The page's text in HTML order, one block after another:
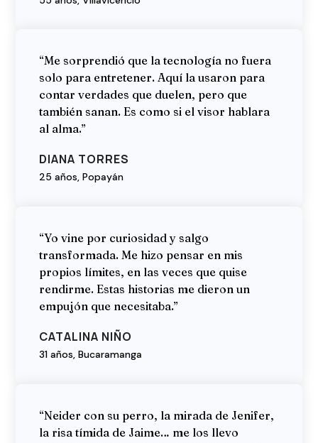
“Me sorprendió que la tecnología no fuera
solo para entretener. Aquí la usaron para
contar verdades que duelen, pero que
también sanan. Es como si el visor hablara
al alma.”
DIANA TORRES
25 años, Popayán
“Yo vine por curiosidad y salgo
transformada. Me hizo pensar en mis
propios límites, en las veces que quise
rendirme. Estas historias me dieron un
empujón que necesitaba.”
CATALINA NIÑO
31 años, Bucaramanga
“Neider con su perro, la mirada de Jenifer,
la risa tímida de Jaime… me los llevo